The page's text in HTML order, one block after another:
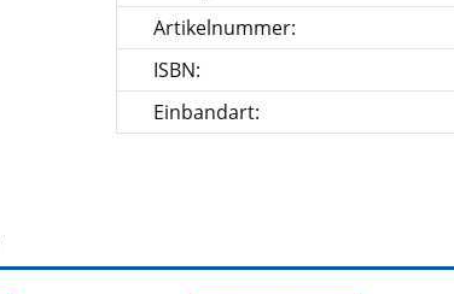
Artikelnummer:
ISBN:
Einbandart: